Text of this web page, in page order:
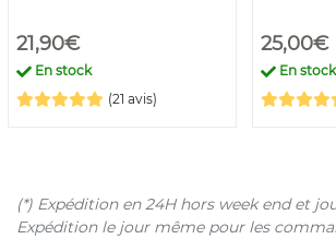
21,90€
En stock
(21 avis)
25,00€
En stock
(*) Expédition en 24H hors week end et
Expédition le jour même pour les